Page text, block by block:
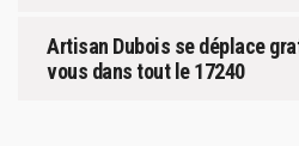
Artisan Dubois se déplace
vous dans tout le 17240